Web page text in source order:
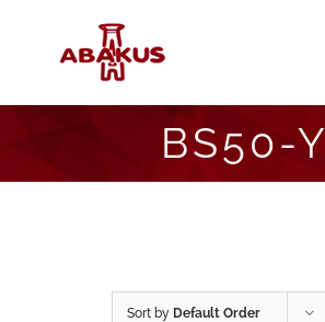
content
BS50-Y
Sort by Default Order